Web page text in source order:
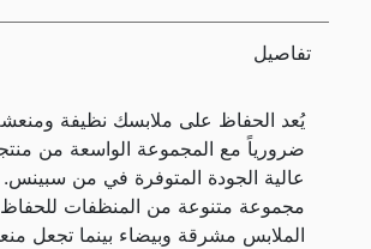
تفاصيل
يُعد الحفاظ على ملابسك نظيفة
ضرورياً مع المجموعة الواسعة من
عالية الجودة المتوفرة في من سبينس.
مجموعة متنوعة من المنظفات
الملابس مشرقة وبيضاء بينما تجعل